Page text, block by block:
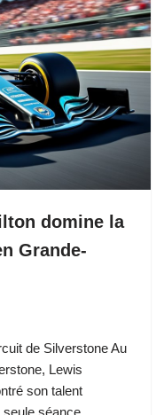
domine la
Grande-
de Silverstone Au
Lewis
son talent
seule séance